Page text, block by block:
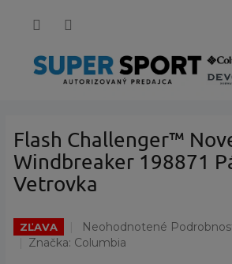
Flash Challenger™
Windbreaker 198871
Vetrovka
ZĽAVA
Priemerné
hodnotenie
Neohodnotené
Značka: Columbia